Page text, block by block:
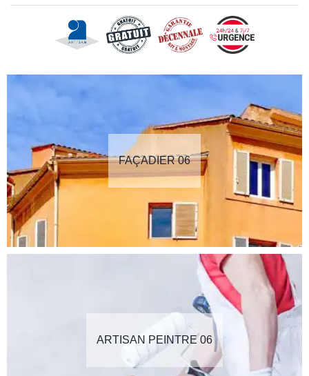
FAÇADIER 06
ARTISAN PEINTRE 06